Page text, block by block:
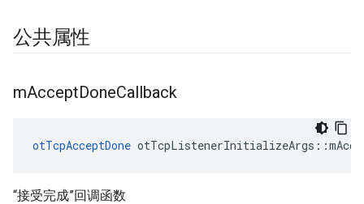
公共属性
mAcceptDoneCallback
otTcpAcceptDone otTcpListenerInitializeArgs ::
“接受完成”回调函数